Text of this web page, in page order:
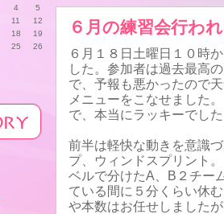
4
5
11
12
18
19
25
26
６月の練習会行わ
６月１８日土曜日１０時
した。参加者は過去最高
で、予報も悪かったので
メニューをこなせました
で、本当にラッキーでし
前半は軽快な動きを意識
プ、ウィンドスプリント
ベルで分けたA、B２チー
ている間に５分くらい休
や本数はお任せしました